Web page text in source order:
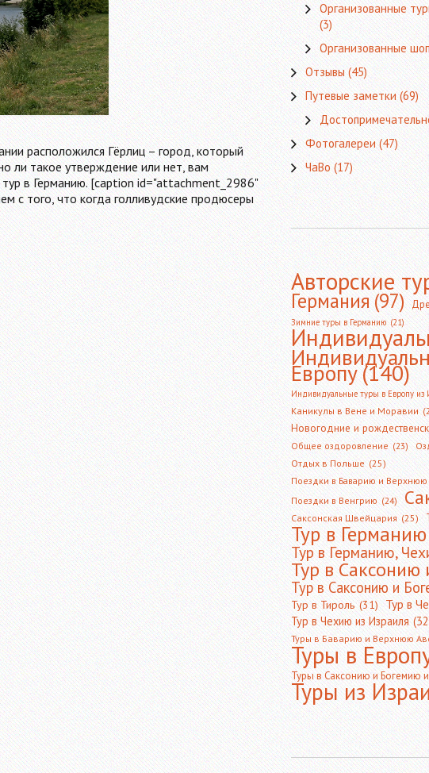
расположился Гёрлиц – город, который
ли такое утверждение или нет, вам
в Германию. [caption id="attachment_2986"
с того, что когда голливудские продюсеры
Организованные
(3)
Организованные
Отзывы(45)
Путевые заметки(69)
Фотогалереи(47)
ЧаВо(17)
Авторские
Германия(97)
Зимние туры в Германию (21)
Европу(140)
Индивидуальные туры в Европу из
Каникулы в Вене и Моравии
Новогодние и
Общее оздоровление (23)
Отдых в Польше (25)
Поездки в Баварию и Верхнюю
Поездки в Венгрию (24)
Саксонская Швейцария (25)
Тур в Германию
Тур в Германию,
Тур в Саксонию
Тур в Саксонию и
Тур в Тироль (31) Тур в
Тур в Чехию из Израиля
Туры в Баварию и Верхнюю
Туры в
Туры в Саксонию и Богемию
Туры из